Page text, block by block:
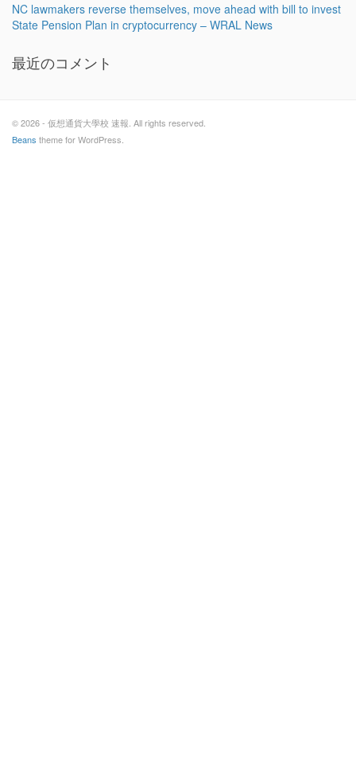
NC lawmakers reverse themselves, move ahead with bill to invest
State Pension Plan in cryptocurrency – WRAL News
最近のコメント
© 2026 - 仮想通貨大學校 速報. All rights reserved.
Beans theme for WordPress.